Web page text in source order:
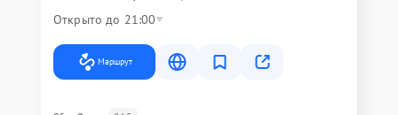
Открыто до 21:00
Маршрут